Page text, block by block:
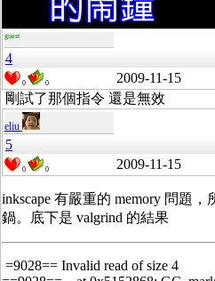
guest
4
0 0 2009-11-15
剛試了那個指令 還是無效
eliu
5
0 0 2009-11-15
inkscape 有嚴重的 memory 問題
鍋。底下是 valgrind 的結果
=9028== Invalid read of size 4